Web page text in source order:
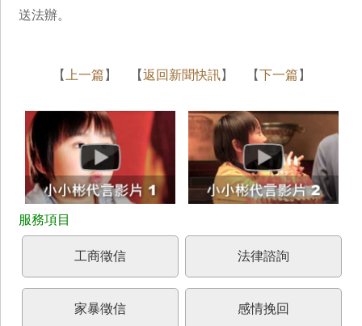
送法辦。
【 上一篇 】 【返回新聞快訊】 【下一篇 】
工商徵信 法律諮詢
家暴徵信 感情挽回